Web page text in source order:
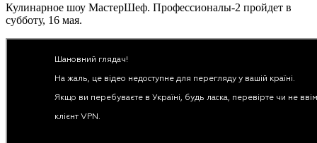
Кулинарное шоу МастерШеф. Профессионалы-2 пройдет в
субботу, 16 мая.